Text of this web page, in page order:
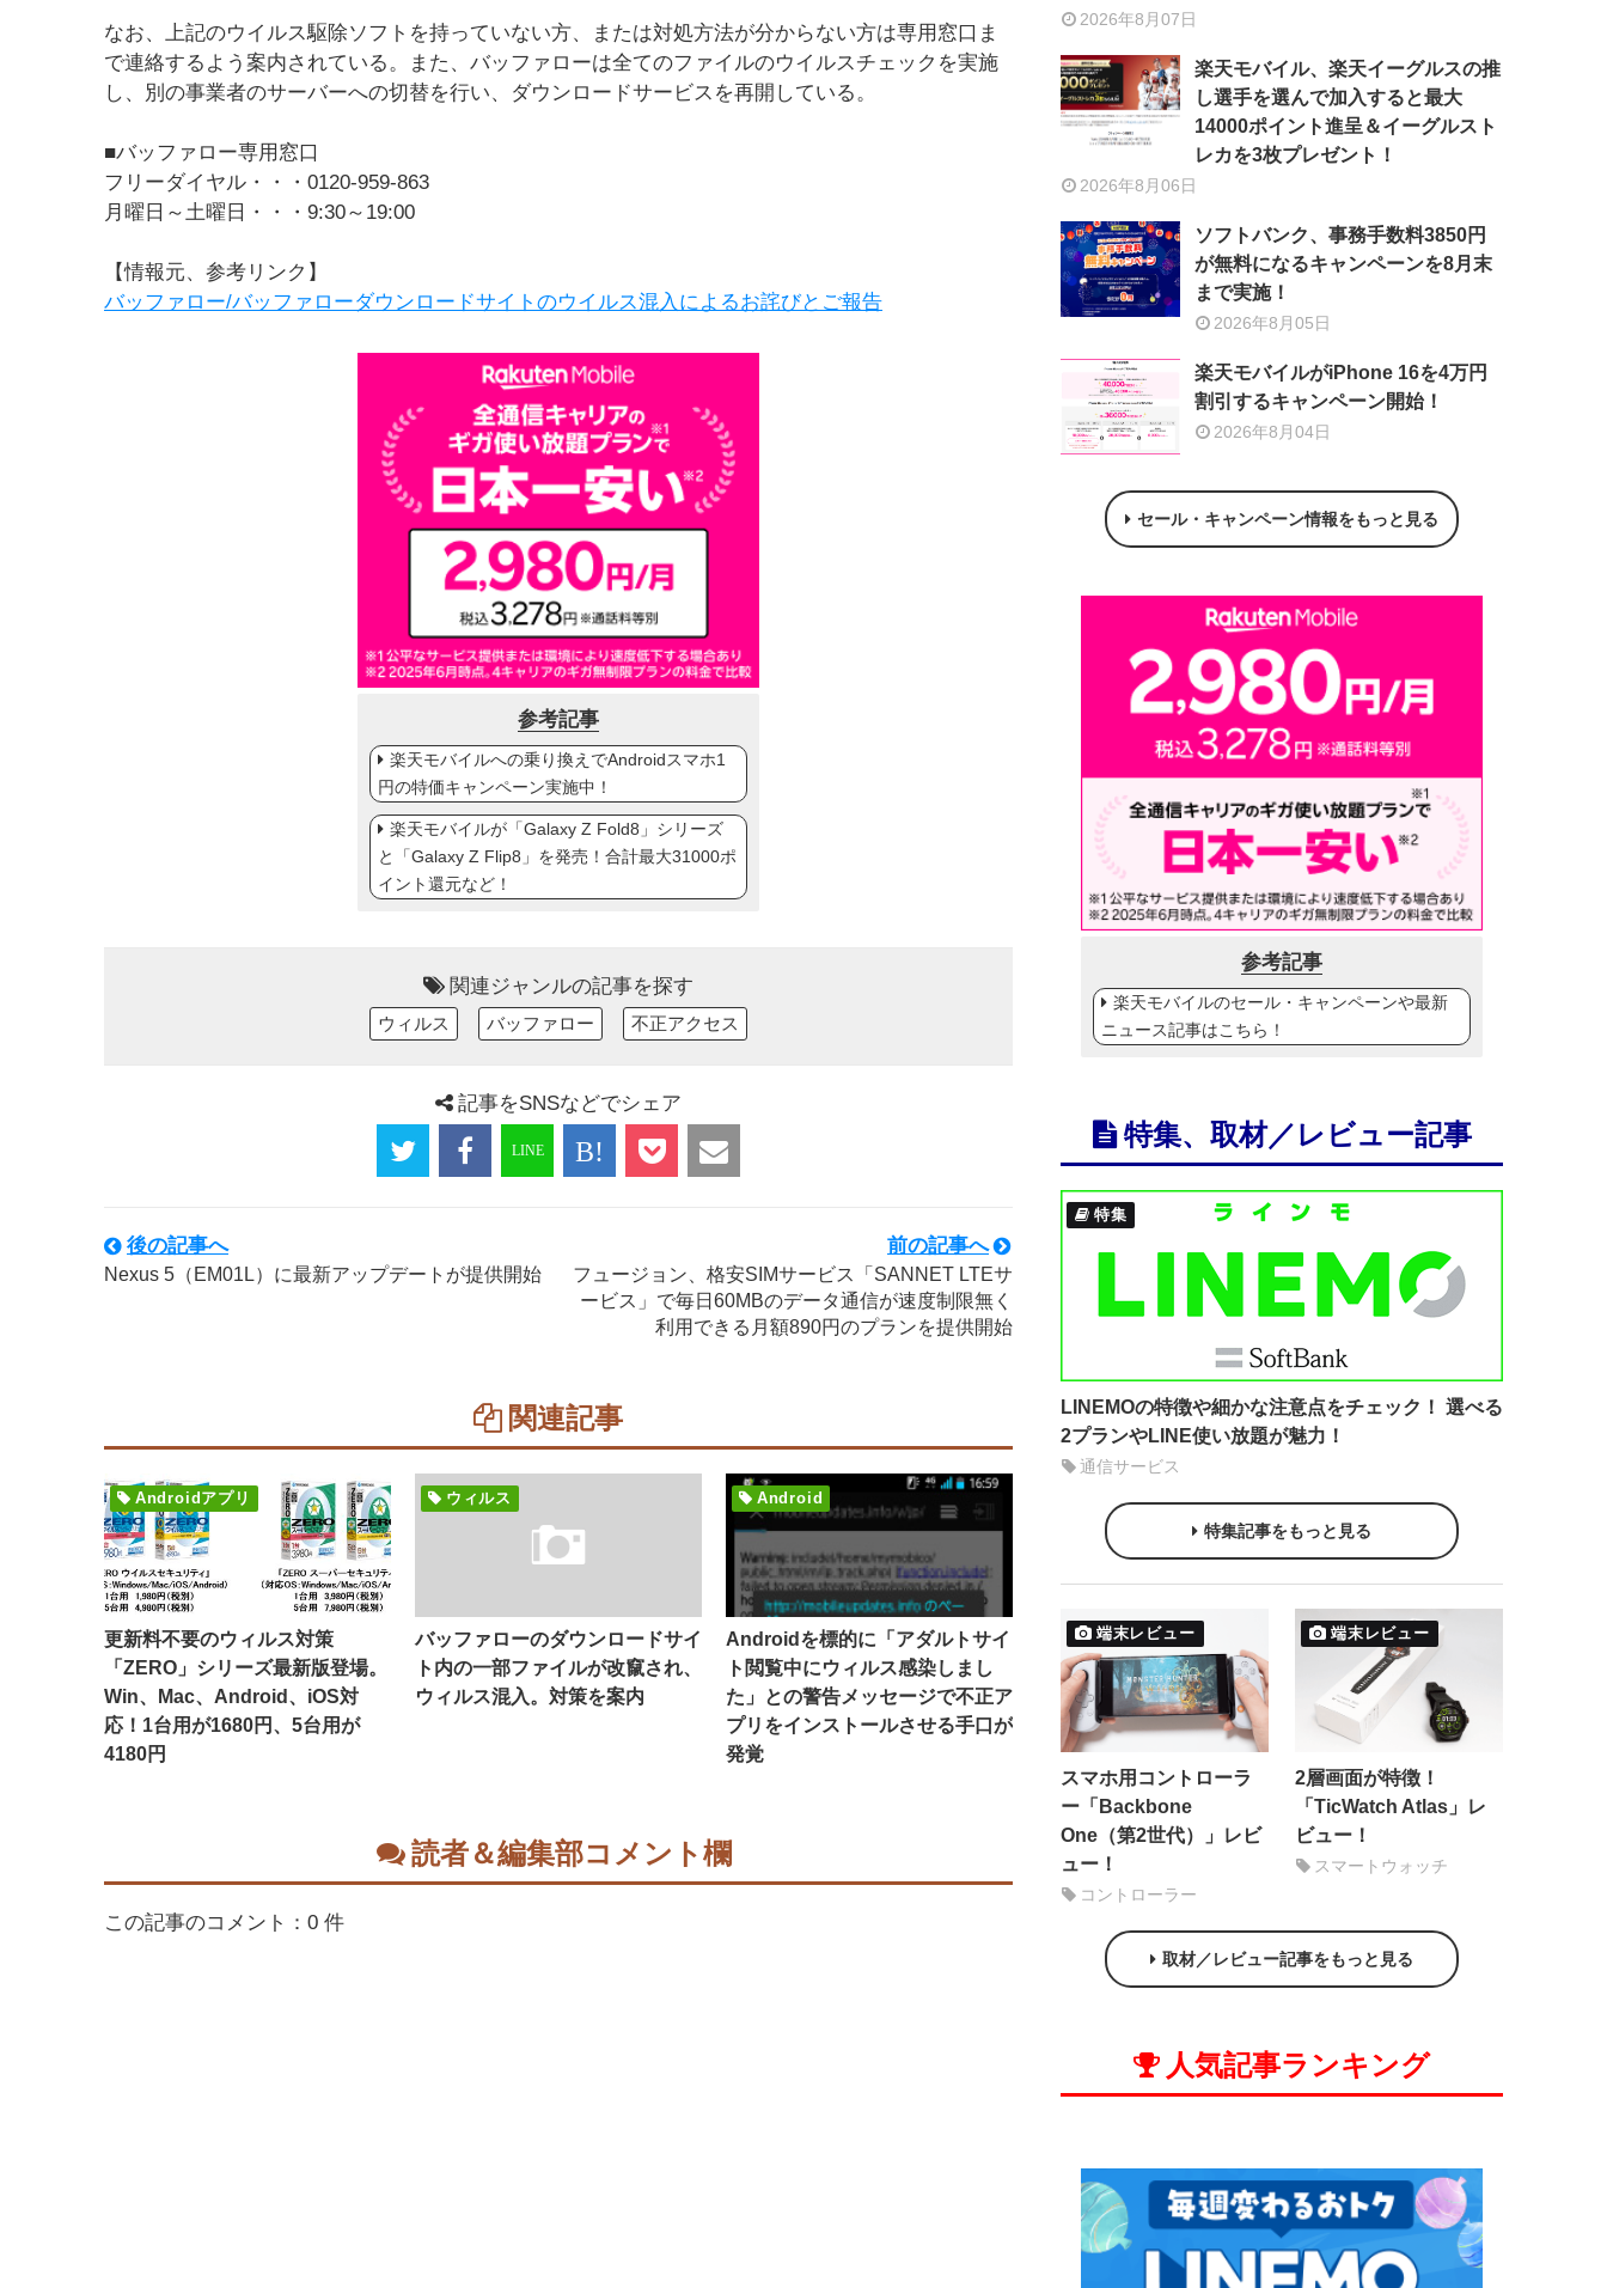
なお、上記のウイルス駆除ソフトを持っていない方、または対処方法が分からない方は専用窓口ま
で連絡するよう案内されている。また、バッファローは全てのファイルのウイルスチェックを実施
し、別の事業者のサーバーへの切替を行い、ダウンロードサービスを再開している。
■バッファロー専用窓口
フリーダイヤル・・・0120-959-863
月曜日～土曜日・・・9:30～19:00
【情報元、参考リンク】
バッファロー/バッファローダウンロードサイトのウイルス混入によるお詫びとご報告
参考記事
楽天モバイルへの乗り換えでAndroidスマホ1
円の特価キャンペーン実施中！
楽天モバイルが「Galaxy Z Fold8」シリーズ
と「Galaxy Z Flip8」を発売！合計最大31000ポ
イント還元など！
関連ジャンルの記事を探す
ウィルス バッファロー 不正アクセス
記事をSNSなどでシェア
後の記事へ
Nexus 5（EM01L）に最新アップデートが提供開始
前の記事へ
フュージョン、格安SIMサービス「SANNET LTEサ
ービス」で毎日60MBのデータ通信が速度制限無く
利用できる月額890円のプランを提供開始
関連記事
Androidアプリ
更新料不要のウィルス対策
「ZERO」シリーズ最新版登場。
Win、Mac、Android、iOS対
応！1台用が1680円、5台用が
4180円
ウィルス
バッファローのダウンロードサイ
ト内の一部ファイルが改竄され、
ウィルス混入。対策を案内
Android
Androidを標的に「アダルトサイ
ト閲覧中にウィルス感染しまし
た」との警告メッセージで不正ア
プリをインストールさせる手口が
発覚
読者＆編集部コメント欄
この記事のコメント：0 件
2026年8月07日
楽天モバイル、楽天イーグルスの推
し選手を選んで加入すると最大
14000ポイント進呈＆イーグルスト
レカを3枚プレゼント！
2026年8月06日
ソフトバンク、事務手数料3850円
が無料になるキャンペーンを8月末
まで実施！
2026年8月05日
楽天モバイルがiPhone 16を4万円
割引するキャンペーン開始！
2026年8月04日
セール・キャンペーン情報をもっと見る
参考記事
楽天モバイルのセール・キャンペーンや最新
ニュース記事はこちら！
特集、取材／レビュー記事
特集
LINEMOの特徴や細かな注意点をチェック！ 選べる
2プランやLINE使い放題が魅力！
通信サービス
特集記事をもっと見る
端末レビュー
スマホ用コントローラ
ー「Backbone
One（第2世代）」レビ
ュー！
コントローラー
端末レビュー
2層画面が特徴！
「TicWatch Atlas」レ
ビュー！
スマートウォッチ
取材／レビュー記事をもっと見る
人気記事ランキング